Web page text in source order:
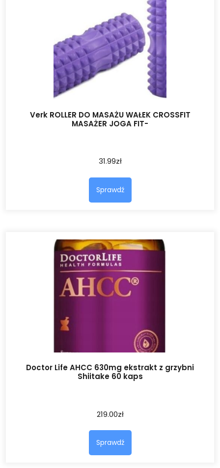
Verk ROLLER DO MASAŻU WAŁEK CROSSFIT
MASAŻER JOGA FIT-
31.99zł
Sprawdź
Doctor Life AHCC 630mg ekstrakt z grzybni
Shiitake 60 kaps
219.00zł
Sprawdź